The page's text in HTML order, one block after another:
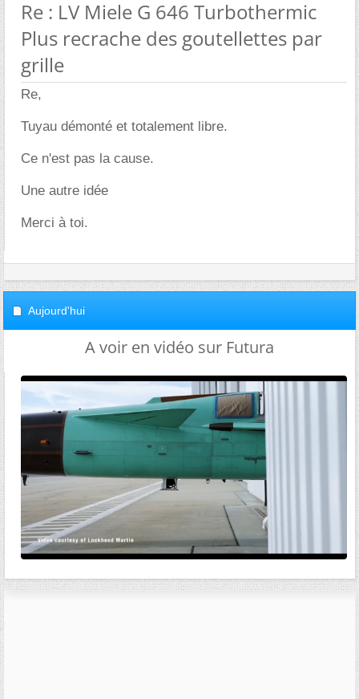
Re : LV Miele G 646 Turbothermic
Plus recrache des goutellettes par
grille
Re,
Tuyau démonté et totalement libre.
Ce n'est pas la cause.
Une autre idée
Merci à toi.
Aujourd'hui
A voir en vidéo sur Futura